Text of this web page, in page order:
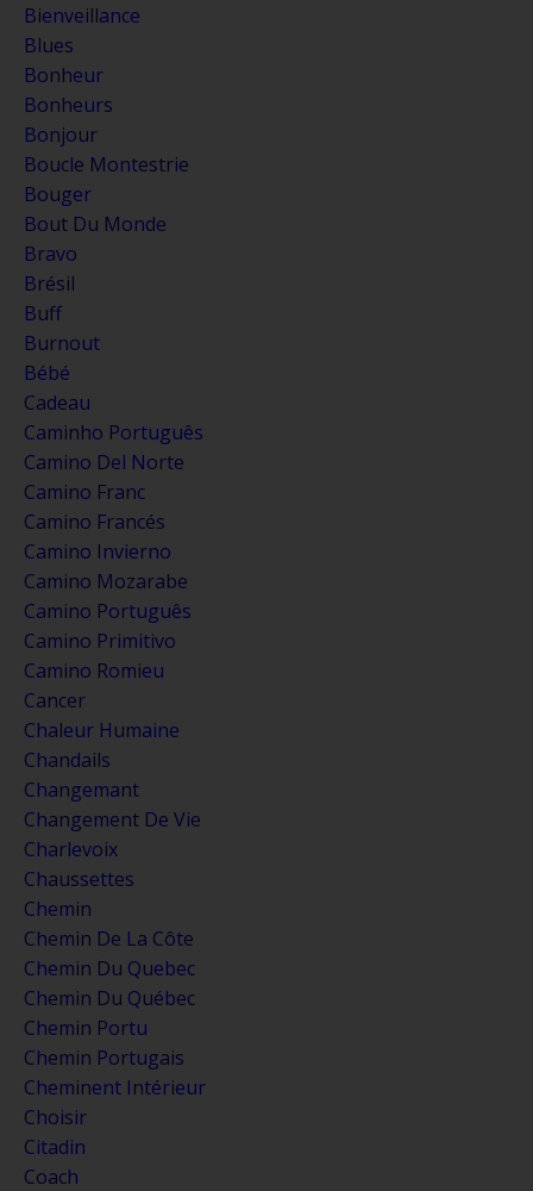
Bienveillance
Blues
Bonheur
Bonheurs
Bonjour
Boucle Montestrie
Bouger
Bout Du Monde
Bravo
Brésil
Buff
Burnout
Bébé
Cadeau
Caminho Português
Camino Del Norte
Camino Franc
Camino Francés
Camino Invierno
Camino Mozarabe
Camino Português
Camino Primitivo
Camino Romieu
Cancer
Chaleur Humaine
Chandails
Changemant
Changement De Vie
Charlevoix
Chaussettes
Chemin
Chemin De La Côte
Chemin Du Quebec
Chemin Du Québec
Chemin Portu
Chemin Portugais
Cheminent Intérieur
Choisir
Citadin
Coach